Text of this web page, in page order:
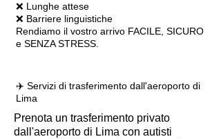
❌ Lunghe attese
❌ Barriere linguistiche
Rendiamo il vostro arrivo FACILE, SICURO
e SENZA STRESS.
✈️ Servizi di trasferimento dall'aeroporto di
Lima
Prenota un trasferimento privato
dall'aeroporto di Lima con autisti